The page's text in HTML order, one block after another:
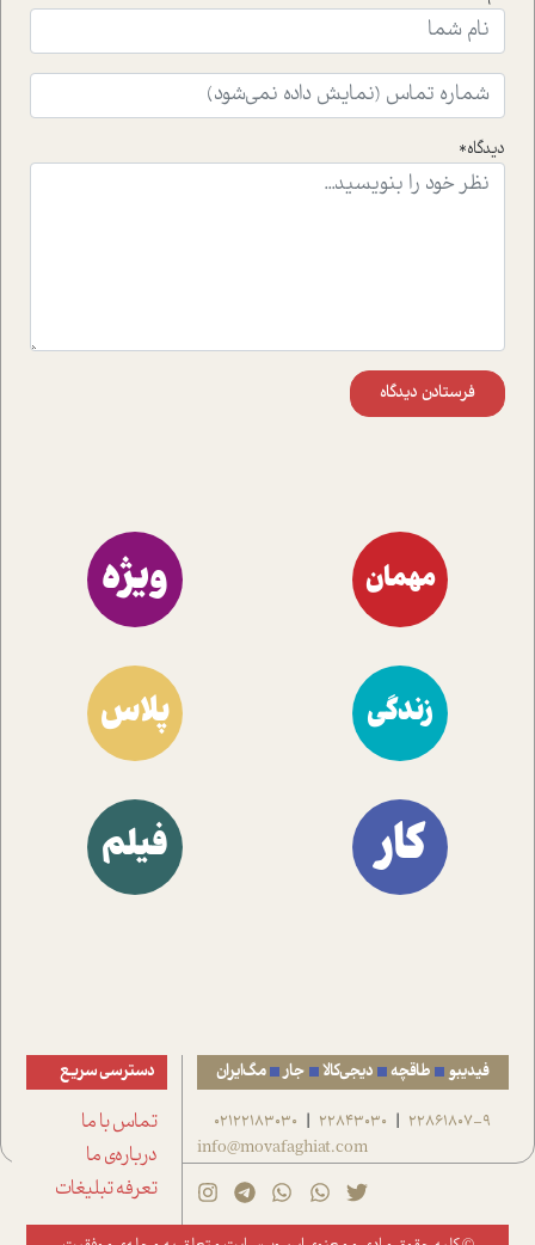
ای که به زندگی شگفت انگیز جین گودال و تاثیرات کاوش های
ایشان در حوزه ی شامپانزه ها بر زندگی امروزی ما نگاهی
افکنده است.فصل اتاق 333 شما را پای صحبت یک تجربه ی
واقعی در ارتباط با اختلال شخصیت اسکزوئید و مشکلات و نیز
راهکارهای حل آن قرار می دهد که در اتاق درمان اتفاق افتاده
موثرترین راهکارهای استفاده از هوش مصنوعی در حوزه های
دیدگاه*
فرستادن دیدگاه
مهمان ویژه
زندگی پلاس
کار فیلم
فیدیبو طاقچه دیجی‌کالا جار مگ‌ایران
22861807-9
|
22843030
|
02122183030
info@movafaghiat.com
دسترسی سریع
تماس با ما
درباره‌ی ما
تعرفه تبلیغات